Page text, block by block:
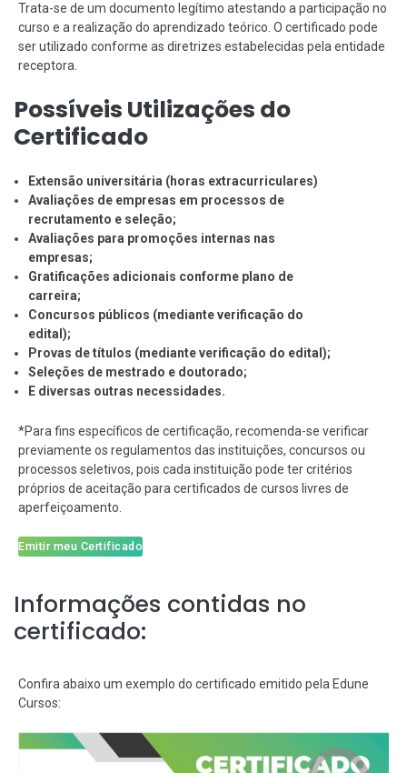
Trata-se de um documento legítimo atestando a participação no
curso e a realização do aprendizado teórico. O certificado pode
ser utilizado conforme as diretrizes estabelecidas pela entidade
receptora.
Possíveis Utilizações do
Certificado
Extensão universitária (horas extracurriculares)
Avaliações de empresas em processos de
recrutamento e seleção;
Avaliações para promoções internas nas
empresas;
Gratificações adicionais conforme plano de
carreira;
Concursos públicos (mediante verificação do
edital);
Provas de títulos (mediante verificação do edital);
Seleções de mestrado e doutorado;
E diversas outras necessidades.
*Para fins específicos de certificação, recomenda-se verificar
previamente os regulamentos das instituições, concursos ou
processos seletivos, pois cada instituição pode ter critérios
próprios de aceitação para certificados de cursos livres de
aperfeiçoamento.
Emitir meu Certificado
Informações contidas no
certificado:
Confira abaixo um exemplo do certificado emitido pela Edune
Cursos: